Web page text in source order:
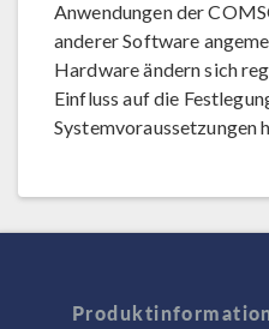
Anwendungen der
anderer Software
Hardware ändern sich
Einfluss auf die
Systemvoraussetzungen